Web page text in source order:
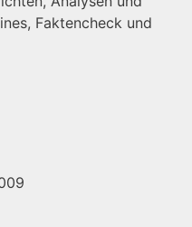
Faktencheck und